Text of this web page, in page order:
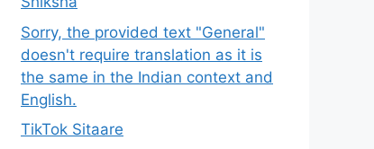
Sorry, the provided text "General"
doesn't require translation as it is
the same in the Indian context and
English.
TikTok Sitaare